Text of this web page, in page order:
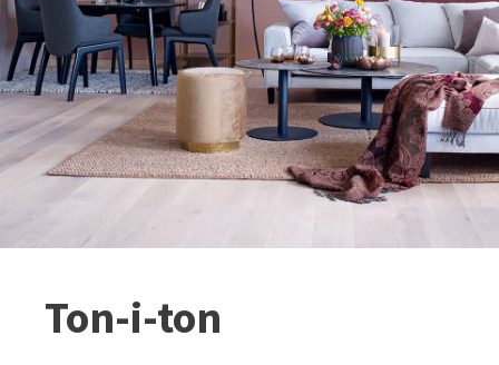
Bli inspirert av nye fargepaletter fra Årets Farge 2026!
Tarkett Shade Eik Soft Beige Parkett
Ton-i-ton